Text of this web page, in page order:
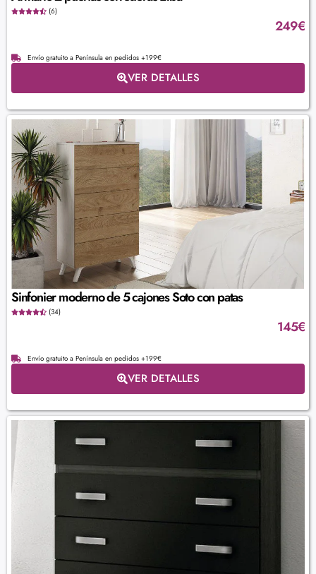
(6)
249€
Envío gratuito a Península en pedidos +199€
VER DETALLES
Sinfonier moderno de 5 cajones Soto con patas
(34)
145€
Envío gratuito a Península en pedidos +199€
VER DETALLES